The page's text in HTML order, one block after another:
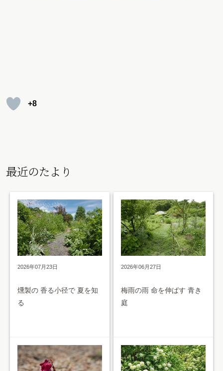
+8
最近のたより
2026年07月23日
燻製の 香る小径で 夏を知
る
2026年06月27日
梅雨の雨 命を伸ばす 青き
庭